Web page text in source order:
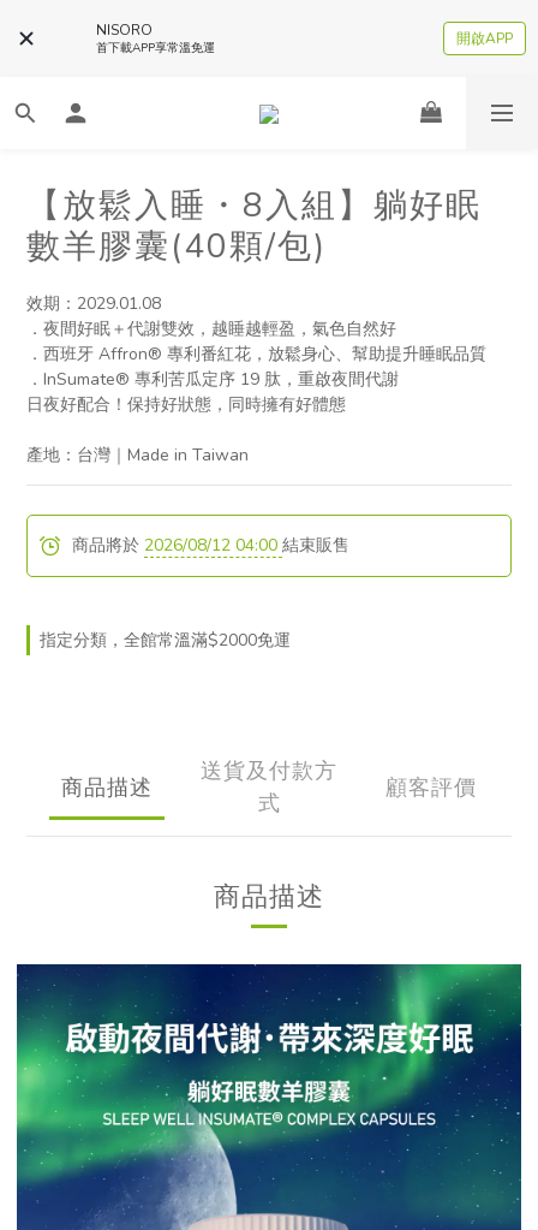
NISORO
首下載APP享常溫免運 開啟APP
【放鬆入睡・8入組】躺好眠
數羊膠囊(40顆/包)
效期：2029.01.08
．夜間好眠＋代謝雙效，越睡越輕盈，氣色自然好
．西班牙 Affron® 專利番紅花，放鬆身心、幫助提升睡眠品質
．InSumate® 專利苦瓜定序 19 肽，重啟夜間代謝
日夜好配合！保持好狀態，同時擁有好體態
產地：台灣｜Made in Taiwan
商品將於 2026/08/12 04:00 結束販售
指定分類，全館常溫滿$2000免運
商品描述
送貨及付款方
式
顧客評價
商品描述